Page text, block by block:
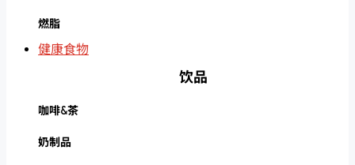
燃脂
健康食物
饮品
咖啡&茶
奶制品